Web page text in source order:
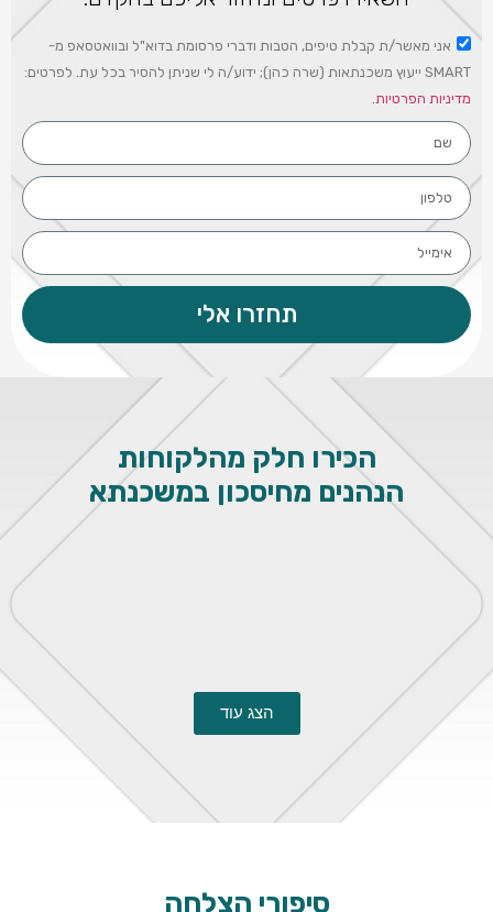
אני מאשר/ת קבלת טיפים, הטבות ודברי פרסומת בדוא"ל ובוואטסאפ מ-
SMART ייעוץ משכנתאות (שרה כהן); ידוע/ה לי שניתן להסיר בכל עת. לפרטים:
מדיניות הפרטיות.
תחזרו אלי
הכירו חלק מהלקוחות
הנהנים מחיסכון במשכנתא
הצג עוד
סיפורי הצלחה